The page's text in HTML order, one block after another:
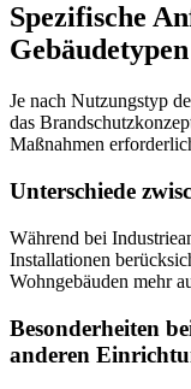
Spezifische
Gebäudetypen
Je nach Nutzungstyp
das
Maßnahmen
Unterschiede
Während bei
Installationen
Wohngebäuden mehr
Besonderheiten
anderen